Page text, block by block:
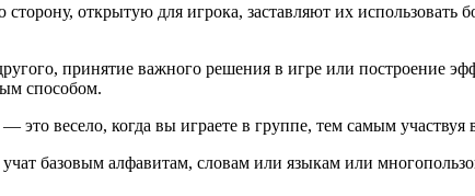
открытую для игрока, заставляют их
принятие важного решения в игре или построение
способом.
это весело, когда вы играете в группе, тем самым
базовым алфавитам, словам или языкам или